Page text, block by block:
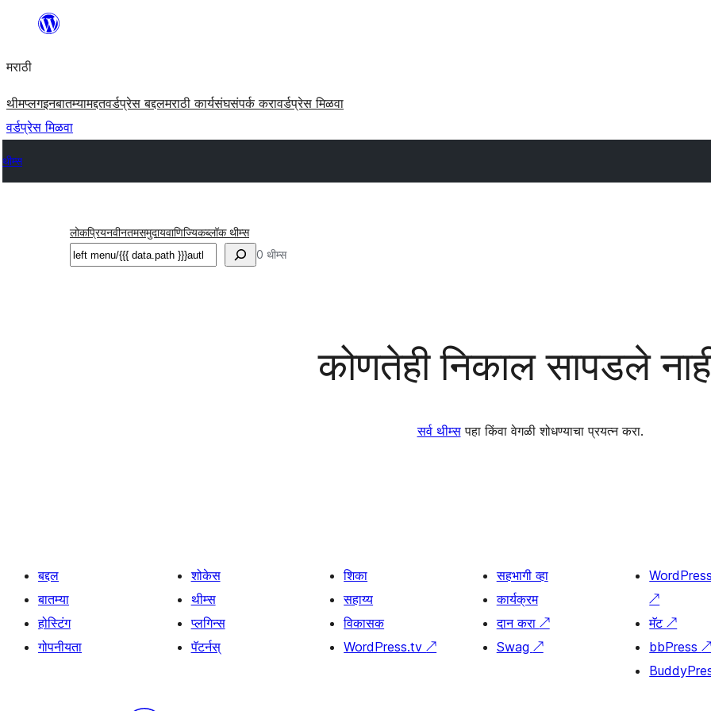
सामुग्रीवर
मराठी
थीमप्लगइनबातम्यामद्दतवर्डप्रेस बद्दलमराठी कार्यसंघसंपर्क करावर्डप्रेस मिळवा
वर्डप्रेस मिळवा
थीम्स
लोकप्रियनवीनतमसमुदायवाणिज्यिकब्लॉक थीम्स
शोधा 0 थीम्स
कोणतेही निकाल सापडले
सर्व थीम्सपहा किंवा वेगळी शोधण्याचा प्रयत्न करा.
बद्दल
बातम्या
होस्टिंग
गोपनीयता
शोकेस
थीम्स
प्लगिन्स
पॅटर्नस्
शिका
सहाय्य
विकासक
WordPress.tv↗
सहभागी व्हा
कार्यक्रम
दान करा ↗
Swag ↗
↗
मॅट↗
bbPress↗